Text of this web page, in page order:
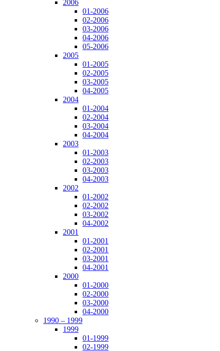
2006
01-2006
02-2006
03-2006
04-2006
05-2006
2005
01-2005
02-2005
03-2005
04-2005
2004
01-2004
02-2004
03-2004
04-2004
2003
01-2003
02-2003
03-2003
04-2003
2002
01-2002
02-2002
03-2002
04-2002
2001
01-2001
02-2001
03-2001
04-2001
2000
01-2000
02-2000
03-2000
04-2000
1990 – 1999
1999
01-1999
02-1999